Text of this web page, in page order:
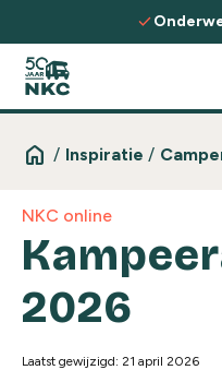
Spring naar de inhoud
check
home / Inspiratie /
NKC online
2026
Laatst gewijzigd: 21 april 2026